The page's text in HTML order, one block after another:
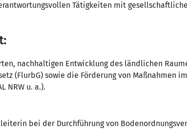
Tätigkeiten mit
nachhaltigen Entwicklung des ländlichen
(FlurbG) sowie die Förderung von Maßnahmen
NRW u. a.).
bei der Durchführung von